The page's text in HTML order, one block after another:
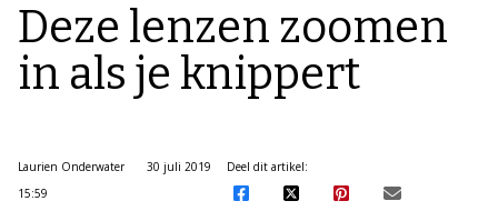
Deze lenzen zoomen
in als je knippert
Laurien Onderwater
30 juli 2019
15:59
Deel dit artikel: